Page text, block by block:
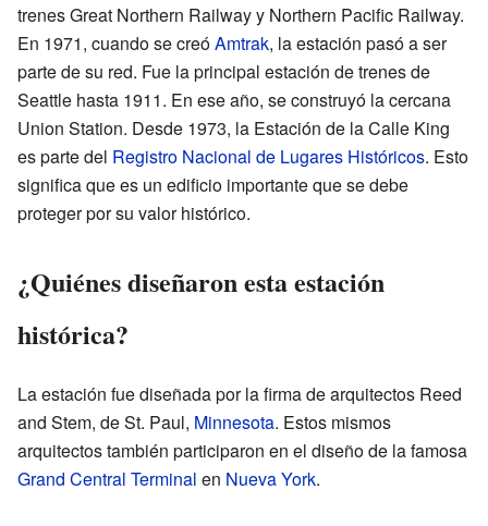
trenes Great Northern Railway y Northern Pacific Railway.
En 1971, cuando se creóAmtrak, la estación pasó a ser
parte de su red. Fue la principal estación de trenes de
Seattle hasta 1911. En ese año, se construyó la cercana
Union Station. Desde 1973, la Estación de la Calle King
es parte del Registro Nacional de Lugares Históricos. Esto
significa que es un edificio importante que se debe
proteger por su valor histórico.
¿Quiénes diseñaron esta estación
histórica?
La estación fue diseñada por la firma de arquitectos Reed
and Stem, de St. Paul, Minnesota. Estos mismos
arquitectos también participaron en el diseño de la famosa
Grand Central Terminal en Nueva York.